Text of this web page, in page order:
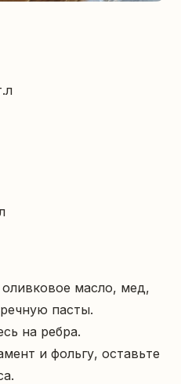
масло, мед,
пасты.
на ребра.
и фольгу, оставьте